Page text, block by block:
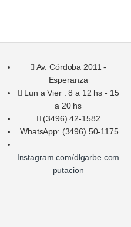
Av. Córdoba 2011 -
Esperanza
Lun a Vier : 8 a 12 hs - 15
a 20 hs
(3496) 42-1582
WhatsApp: (3496) 50-1175
Instagram.com/dlgarbe.com
putacion